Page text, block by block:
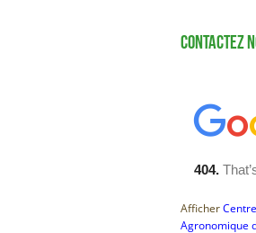
CONTACTEZ
Afficher
Agronomique